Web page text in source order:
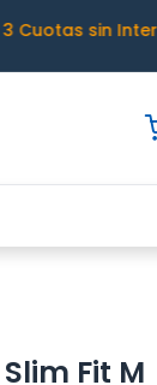
3 Cuotas sin
Fit M